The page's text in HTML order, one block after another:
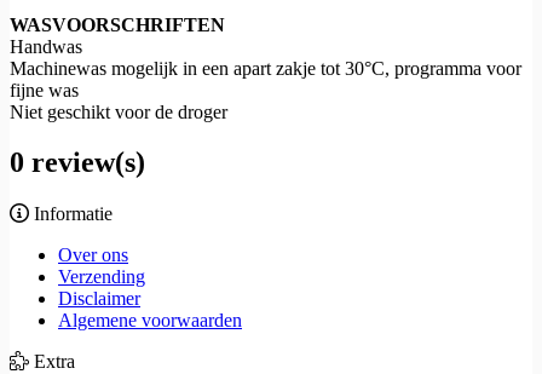
WASVOORSCHRIFTEN
Handwas
Machinewas mogelijk in een apart zakje tot 30°C, programma voor
fijne was
Niet geschikt voor de droger
0 review(s)
Informatie
Over ons
Verzending
Disclaimer
Algemene voorwaarden
Extra